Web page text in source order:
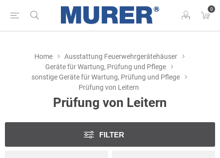
0
Home
Ausstattung Feuerwehrgerätehäuser
Geräte für Wartung, Prüfung und Pflege
sonstige Geräte für Wartung, Prüfung und Pflege
Prüfung von Leitern
Prüfung von Leitern
FILTER